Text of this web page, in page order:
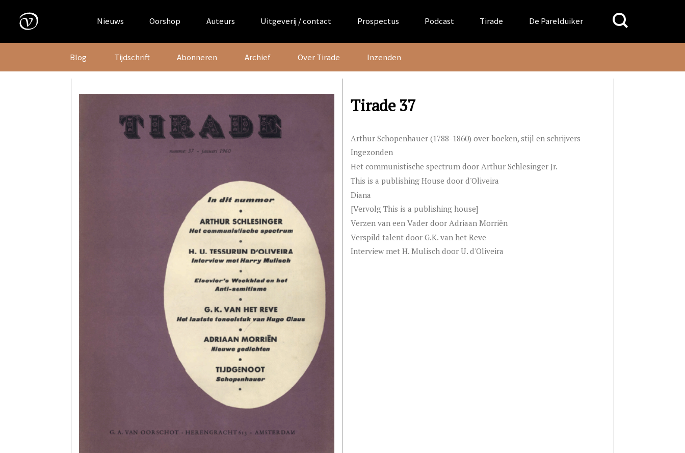
content
Nieuws Oorshop Auteurs Uitgeverij / contact Prospectus Podcast Tirade De Parelduiker
Search
for:
Blog Tijdschrift Abonneren Archief Over Tirade Inzenden
Tirade 37
Arthur Schopenhauer (1788-1860) over boeken, stijl en schrijvers
Ingezonden
Het communistische spectrum door Arthur Schlesinger Jr.
This is a publishing House door d'Oliveira
Diana
[Vervolg This is a publishing house]
Verzen van een Vader door Adriaan Morriën
Verspild talent door G.K. van het Reve
Interview met H. Mulisch door U. d'Oliveira